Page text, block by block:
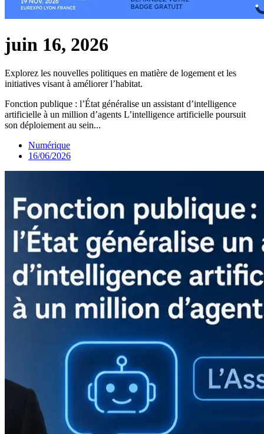
juin 16, 2026
Explorez les nouvelles politiques en matière de logement et les
initiatives visant à améliorer l’habitat.
Fonction publique : l’État généralise un assistant d’intelligence
artificielle à un million d’agents L’intelligence artificielle poursuit
son déploiement au sein...
Numérique
16/06/2026